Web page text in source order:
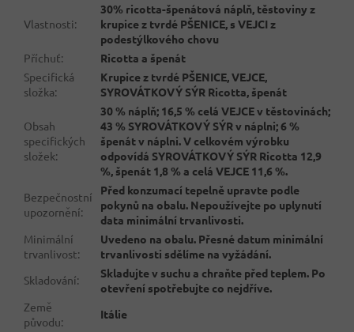
Vlastnosti:
30% ricotta-špenátová náplň, těstoviny z
krupice z tvrdé PŠENICE, s VEJCI z
podestýlkového chovu
Příchuť:
Ricotta a špenát
Specifická
složka:
Krupice z tvrdé PŠENICE, VEJCE,
SYROVÁTKOVÝ SÝR Ricotta, špenát
Obsah
specifických
složek:
30 % náplň; 16,5 % celá VEJCE v těstovinách;
43 % SYROVÁTKOVÝ SÝR v náplni; 6 %
špenát v náplni. V celkovém výrobku
odpovídá SYROVÁTKOVÝ SÝR Ricotta 12,9
%, špenát 1,8 % a celá VEJCE 11,6 %.
Bezpečnostní
upozornění:
Před konzumací tepelně upravte podle
pokynů na obalu. Nepoužívejte po uplynutí
data minimální trvanlivosti.
Minimální
trvanlivost:
Uvedeno na obalu. Přesné datum minimální
trvanlivosti sdělíme na vyžádání.
Skladování:
Skladujte v suchu a chraňte před teplem. Po
otevření spotřebujte co nejdříve.
Země
původu:
Itálie